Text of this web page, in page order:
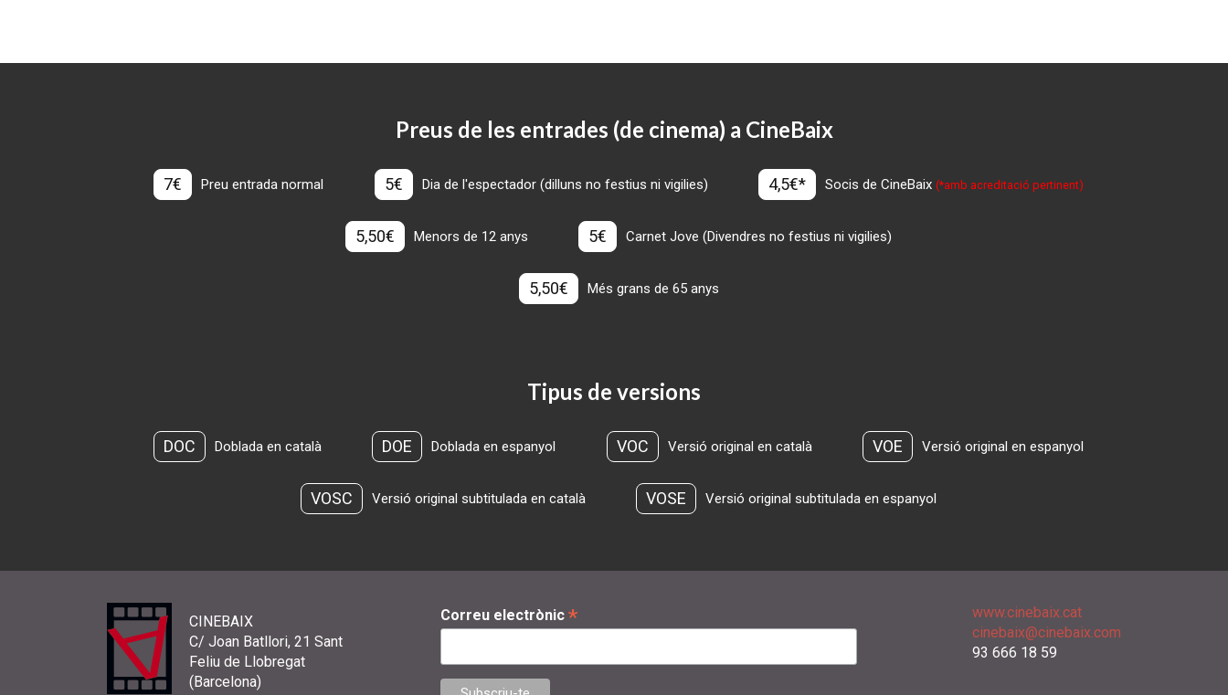
Preus de les entrades (de cinema) a CineBaix
7€ Preu entrada normal 5€ Dia de l'espectador (dilluns no festius ni vigilies) 4,5€* Socis de CineBaix(*amb acreditació pertinent)
5,50€ Menors de 12 anys 5€ Carnet Jove (Divendres no festius ni vigilies)
5,50€ Més grans de 65 anys
Tipus de versions
DOC Doblada en català DOE Doblada en espanyol VOC Versió original en català VOE Versió original en espanyol
VOSC Versió original subtitulada en català VOSE Versió original subtitulada en espanyol
CINEBAIX
C/ Joan Batllori, 21 Sant
Feliu de Llobregat
(Barcelona)
Correu electrònic *
www.cinebaix.cat
cinebaix@cinebaix.com
93 666 18 59